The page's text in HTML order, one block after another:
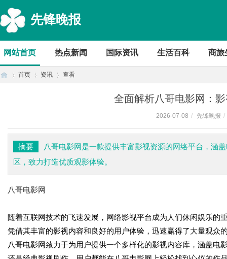
先锋晚报
网站首页 热点新闻 国际资讯 生活百科 商旅
首页 资讯 查看
全面解析八哥电影网：
2026-07-08 / 先锋晚报 /
摘要
八哥电影网是一款提供丰富影视资源的网络平台，涵
区，致力打造优质观影体验。
八哥电影网
随着互联网技术的飞速发展，网络影视平台成为人们休闲娱乐
凭借其丰富的影视内容和良好的用户体验，迅速赢得了大量观众
八哥电影网致力于为用户提供一个多样化的影视内容库，涵盖